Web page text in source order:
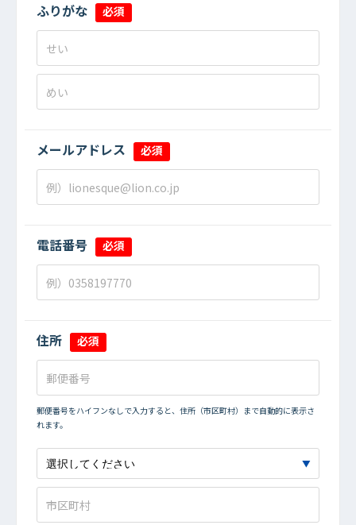
ふりがな 必須
メールアドレス 必須
電話番号 必須
住所 必須
郵便番号をハイフンなしで入力すると、住所（市区町村）まで自動的に表示さ
れます。